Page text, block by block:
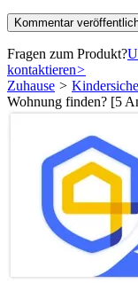
Fragen zum Produkt?
kontaktieren>
Zuhause >
Wohnung finden? [5